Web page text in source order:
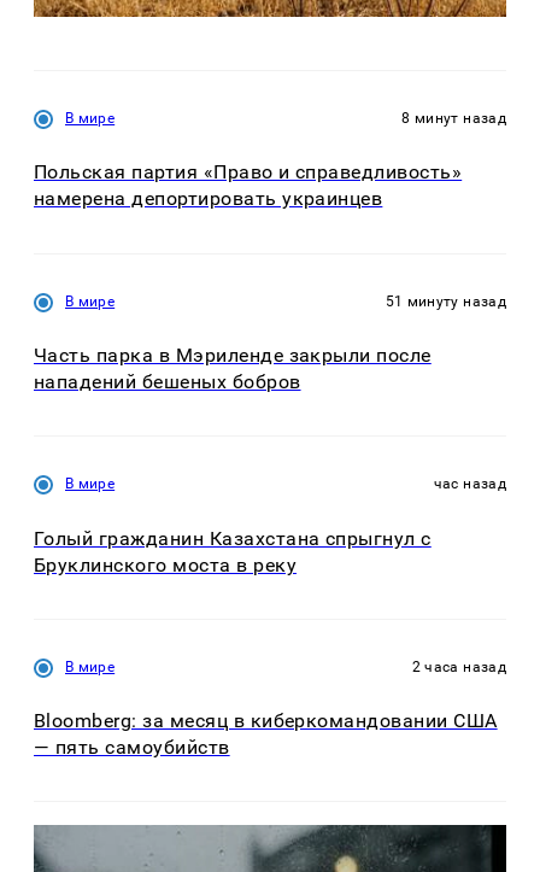
В мире 8 минут назад
Польская партия «Право и справедливость»
намерена депортировать украинцев
В мире 51 минуту назад
Часть парка в Мэриленде закрыли после
нападений бешеных бобров
В мире час назад
Голый гражданин Казахстана спрыгнул с
Бруклинского моста в реку
В мире 2 часа назад
Bloomberg: за месяц в киберкомандовании США
— пять самоубийств